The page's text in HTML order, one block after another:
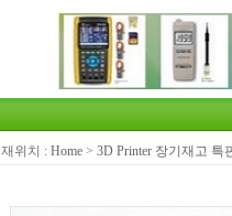
위치 : Home > 3D Printer 장기재고 특